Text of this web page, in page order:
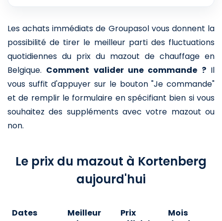
Les achats immédiats de Groupasol vous donnent la
possibilité de tirer le meilleur parti des fluctuations
quotidiennes du prix du mazout de chauffage en
Belgique. Comment valider une commande ?Il
vous suffit d'appuyer sur le bouton "Je commande"
et de remplir le formulaire en spécifiant bien si vous
souhaitez des suppléments avec votre mazout ou
non.
Le prix du mazout à Kortenberg
aujourd'hui
Dates
Meilleur
Prix
Mois